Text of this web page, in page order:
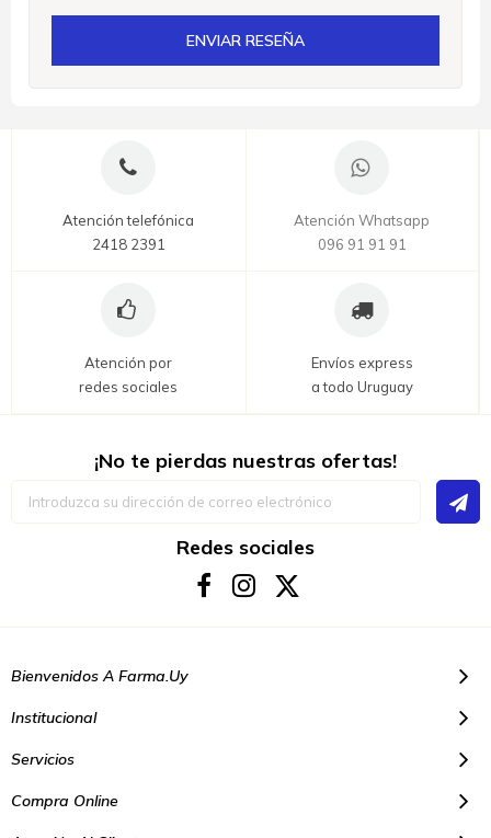
ENVIAR RESEÑA
Atención telefónica
2418 2391
Atención Whatsapp
096 91 91 91
Atención por
redes sociales
Envíos express
a todo Uruguay
¡No te pierdas nuestras ofertas!
Redes sociales
Bienvenidos A Farma.uy
Institucional
Servicios
Compra Online